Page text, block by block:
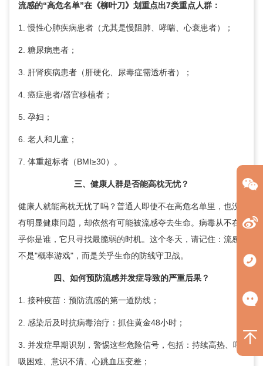
流感的“高危名单”在《柳叶刀》划重点出7类重点人群：
1. 慢性心肺疾病患者（尤其是慢阻肺、 哮喘 、心衰患者）；
2. 糖尿病患者；
3. 肝肾疾病患者（ 肝硬化 、尿毒症需透析者）；
4. 癌症患者/器官移植者；
5. 孕妇；
6. 老人和儿童；
7. 体重超标者（BMI≥30）。
三、健康人群是否能高枕无忧？
健康人就能高枕无忧了吗？普通人即使不在高危名单里，也没
有明显健康问题，却依然有可能被流感夺去生命。病毒从不在
乎你是谁，它只寻找最脆弱的时机。这个冬天，请记住：流感
不是"概率游戏"，而是关乎生命的防线守卫战。
四、如何预防流感并发症导致的严重后果？
1. 接种疫苗：预防流感的第一道防线；
2. 感染后及时抗病毒治疗：抓住黄金48小时；
3. 并发症早期识别，警惕这些危险信号，包括：持续高热、呼
吸困难、意识不清、心跳血压变差；